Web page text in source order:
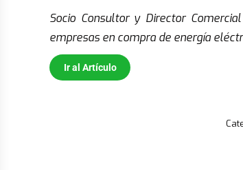
Socio Consultor y Director
empresas en compra de energía
Ir al Artículo